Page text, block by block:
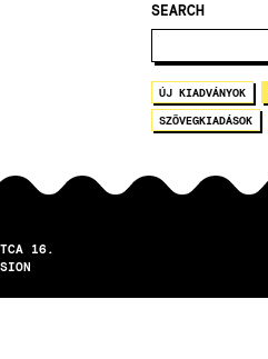
SEARCH
ÚJ KIADVÁNYOK
SZÖVEGKIADÁSOK
16.